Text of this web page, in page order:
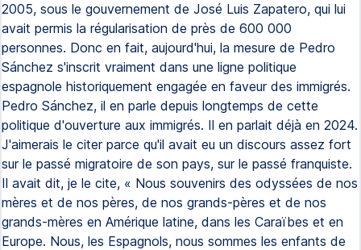
2005, sous le gouvernement de José Luis Zapatero, qui lui
avait permis la régularisation de près de 600 000
personnes. Donc en fait, aujourd'hui, la mesure de Pedro
Sánchez s'inscrit vraiment dans une ligne politique
espagnole historiquement engagée en faveur des immigrés.
Pedro Sánchez, il en parle depuis longtemps de cette
politique d'ouverture aux immigrés. Il en parlait déjà en 2024.
J'aimerais le citer parce qu'il avait eu un discours assez fort
sur le passé migratoire de son pays, sur le passé franquiste.
Il avait dit, je le cite, « Nous souvenirs des odyssées de nos
mères et de nos pères, de nos grands-pères et de nos
grands-mères en Amérique latine, dans les Caraïbes et en
Europe. Nous, les Espagnols, nous sommes les enfants de